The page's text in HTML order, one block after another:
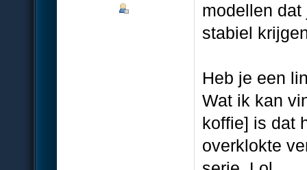
modellen
stabiel
Heb je een
Wat ik kan
koffie] is dat
overklokte